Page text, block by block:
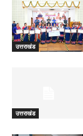
उत्तराखंड
उत्तराखंड